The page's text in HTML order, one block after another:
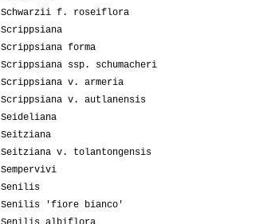
Schwarzii f. roseiflora
Scrippsiana
Scrippsiana forma
Scrippsiana ssp. schumacheri
Scrippsiana v. armeria
Scrippsiana v. autlanensis
Seideliana
Seitziana
Seitziana v. tolantongensis
Sempervivi
Senilis
Senilis 'fiore bianco'